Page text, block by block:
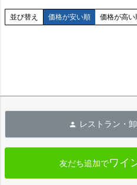
並び替え 価格が安い順 価格が高い
レストラン・
友だち追加でワイ